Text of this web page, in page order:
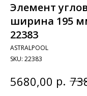
Элемент
ширина 195
22383
ASTRALPOOL
SKU: 22383
5680,00 р.